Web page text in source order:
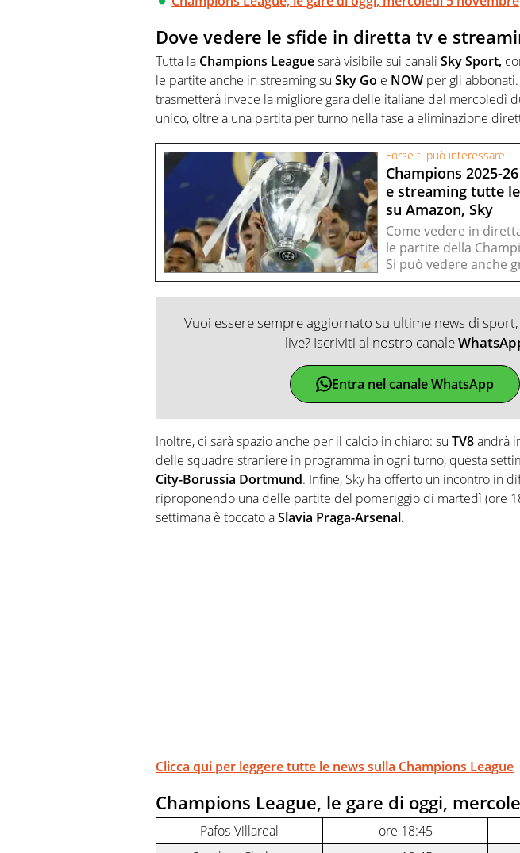
Dove vedere le sfide in diretta tv e
Tutta la Champions Leaguesarà visibile sui canali Sky Sport,
le partite anche in streaming su Sky Go e NOW per gli abbonati.
trasmetterà invece la migliore gara delle italiane del mercoledì
unico, oltre a una partita per turno nella fase a eliminazione
Forse ti può interessare
Champions 2025-
e streaming tutte
su Amazon, Sky
Come vedere in
le partite della
Si può vedere anche
Vuoi essere sempre aggiornato su ultime news di
live? Iscriviti al nostro canale
Entra nel canale WhatsApp
Inoltre, ci sarà spazio anche per il calcio in chiaro: su TV8andrà
delle squadre straniere in programma in ogni turno, questa
City-Borussia Dortmund. Infine, Sky ha offerto un incontro in
riproponendo una delle partite del pomeriggio di martedì (ore
settimana è toccato aSlavia Praga-Arsenal.
Clicca qui per leggere tutte le news sulla Champions League
Champions League, le gare di oggi,
Pafos-Villareal ore 18:45